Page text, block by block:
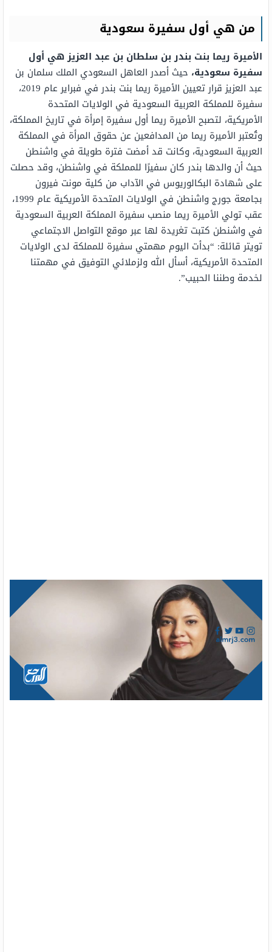
من هي أول سفيرة سعودية
الأميرة ريما بنت بندر بن سلطان بن عبد العزيزهي أول
سفيرة سعودية، حيث أصدر العاهل السعودي الملك سلمان بن
عبد العزيز قرار تعيين الأميرة ريما بنت بندر في فبراير عام 2019،
سفيرة للمملكة العربية السعودية في الولايات المتحدة
الأمريكية، لتصبح الأميرة ريما أول سفيرة إمرأة في تاريخ المملكة،
وتُعتبر الأميرة ريما من المدافعين عن حقوق المرأة في المملكة
العربية السعودية، وكانت قد أمضت فترة طويلة في واشنطن
حيث أن والدها بندر كان سفيرًا للمملكة في واشنطن، وقد حصلت
على شهادة البكالوريوس في الآداب من كلية مونت فيرون
بجامعة جورج واشنطن في الولايات المتحدة الأمريكية عام 1999،
عقب تولي الأميرة ريما منصب سفيرة المملكة العربية السعودية
في واشنطن كتبت تغريدة لها عبر موقع التواصل الاجتماعي
تويتر قائلة: “بدأت اليوم مهمتي سفيرة للمملكة لدى الولايات
المتحدة الأمريكية، أسأل الله ولزملائي التوفيق في مهمتنا
لخدمة وطننا الحبيب”.